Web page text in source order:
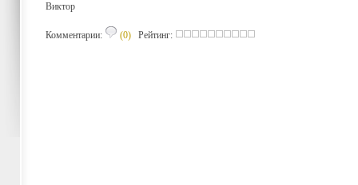
Виктор
Комментарии: (0) Рейтинг: